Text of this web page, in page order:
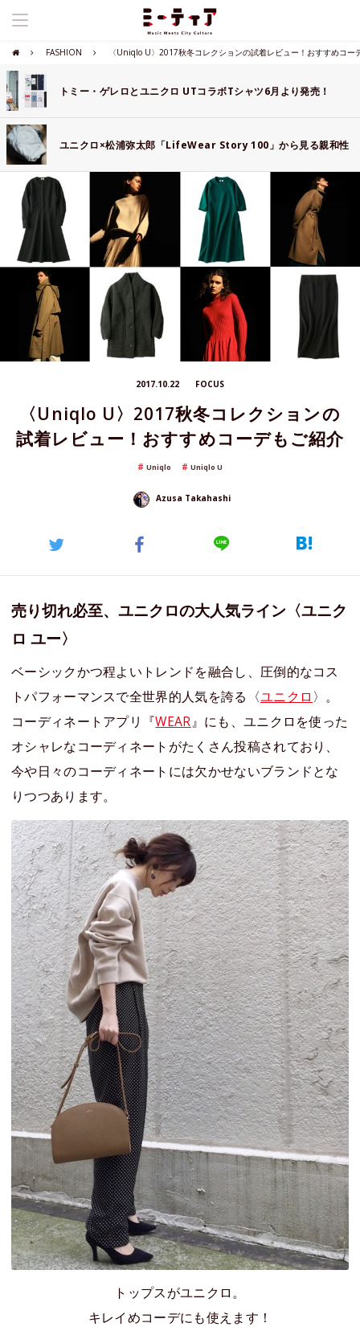
FASHION 〈Uniqlo U〉2017秋冬コレクションの試着レビュー！おすすめコー
トミー・ゲレロとユニクロ UTコラボTシャツ6月より発売！
ユニクロ×松浦弥太郎「LifeWear Story 100」から見る親和性
2017.10.22 FOCUS
〈Uniqlo U〉2017秋冬コレクションの
試着レビュー！おすすめコーデもご紹介
Uniqlo Uniqlo U
Azusa Takahashi
売り切れ必至、ユニクロの大人気ライン〈ユニク
ロ ユー〉
ベーシックかつ程よいトレンドを融合し、圧倒的なコス
トパフォーマンスで全世界的人気を誇る〈ユニクロ 〉。
コーディネートアプリ『WEAR』にも、ユニクロを使った
オシャレなコーディネートがたくさん投稿されており、
今や日々のコーディネートには欠かせないブランドとな
りつつあります。
トップスがユニクロ。
キレイめコーデにも使えます！